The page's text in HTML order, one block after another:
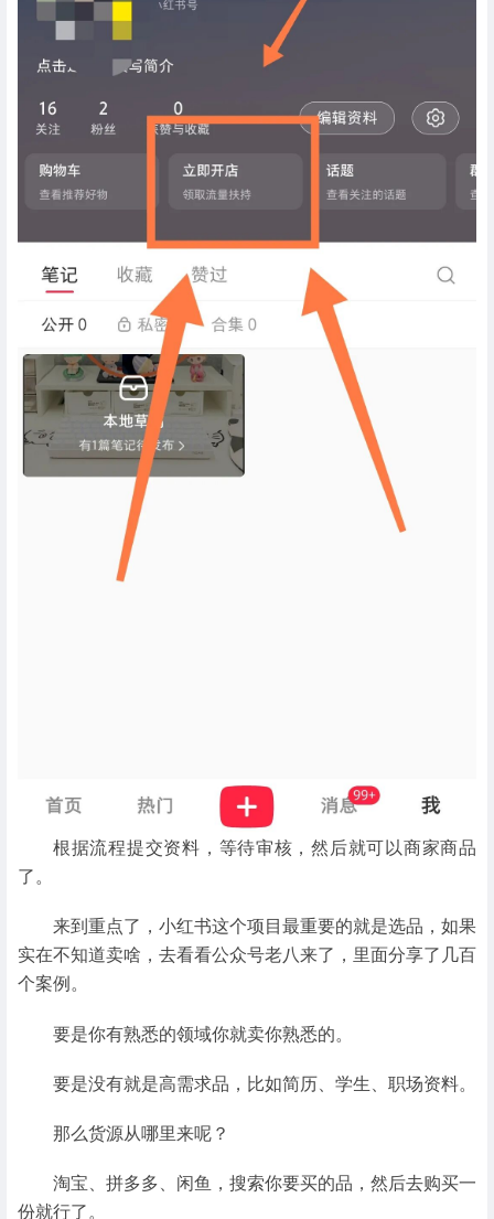
根据流程提交资料，等待审核，然后就可以商家商品
了。
来到重点了，小红书这个项目最重要的就是选品，如果
实在不知道卖啥，去看看公众号老八来了，里面分享了几百
个案例。
要是你有熟悉的领域你就卖你熟悉的。
要是没有就是高需求品，比如简历、学生、职场资料。
那么货源从哪里来呢？
淘宝、拼多多、闲鱼，搜索你要买的品，然后去购买一
份就行了。